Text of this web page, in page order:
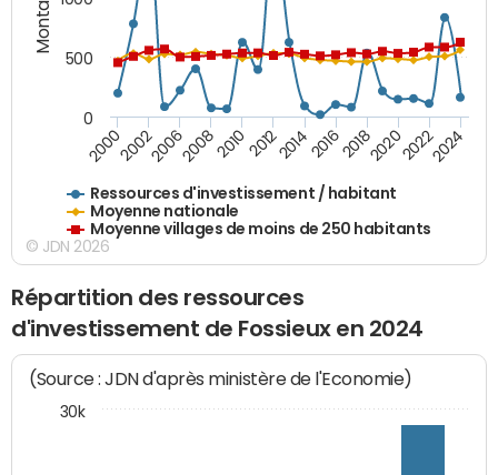
Ressources d'investissement / habitant
Moyenne nationale
Moyenne villages de moins de 250 habitants
200020022006200820102012201420162018202020222024
0
500
© JDN 2026
Répartition des ressources
d'investissement de Fossieux en 2024
(Source : JDN d'après ministère de l'Economie)
30k